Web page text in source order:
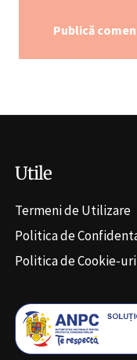
Utile
Termeni de Utilizare
Politica de
Politica de Cookie-uri